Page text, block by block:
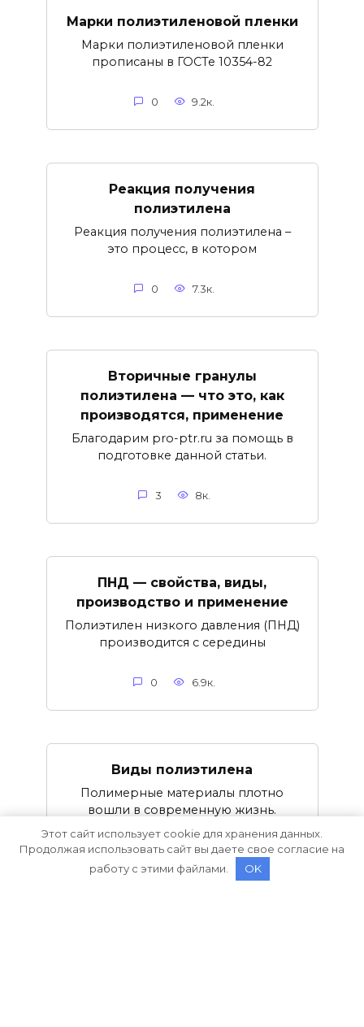
Марки полиэтиленовой пленки
Марки полиэтиленовой пленки
прописаны в ГОСТе 10354-82
0 9.2к.
Реакция получения
полиэтилена
Реакция получения полиэтилена –
это процесс, в котором
0 7.3к.
Вторичные гранулы
полиэтилена — что это, как
производятся, применение
Благодарим pro-ptr.ru за помощь в
подготовке данной статьи.
3 8к.
ПНД — свойства, виды,
производство и применение
Полиэтилен низкого давления (ПНД)
производится с середины
0 6.9к.
Виды полиэтилена
Полимерные материалы плотно
вошли в современную жизнь.
0 4.6к.
Этот сайт использует cookie для хранения данных.
Продолжая использовать сайт вы даете свое согласие на
работу с этими файлами.
OK